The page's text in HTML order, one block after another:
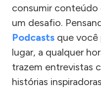
consumir conteúdo
um desafio.
Podcasts que você
lugar, a qualquer
trazem entrevistas
histórias